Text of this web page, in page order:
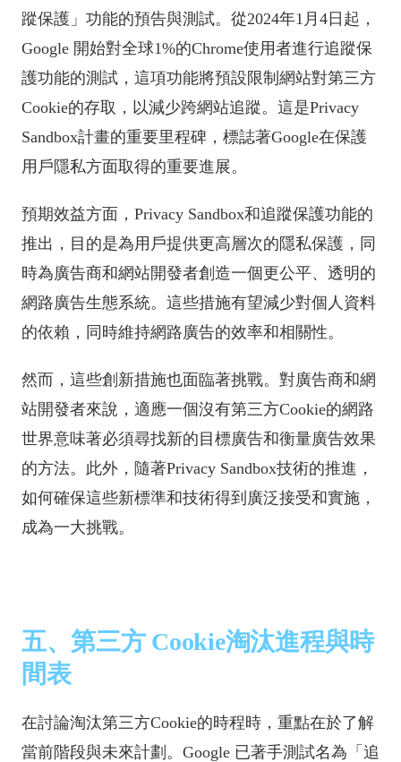
蹤保護」功能的預告與測試。從2024年1月4日起，
Google 開始對全球1%的Chrome使用者進行追蹤保
護功能的測試，這項功能將預設限制網站對第三方
Cookie的存取，以減少跨網站追蹤。這是Privacy
Sandbox計畫的重要里程碑，標誌著Google在保護
用戶隱私方面取得的重要進展。
預期效益方面，Privacy Sandbox和追蹤保護功能的
推出，目的是為用戶提供更高層次的隱私保護，同
時為廣告商和網站開發者創造一個更公平、透明的
網路廣告生態系統。這些措施有望減少對個人資料
的依賴，同時維持網路廣告的效率和相關性。
然而，這些創新措施也面臨著挑戰。對廣告商和網
站開發者來說，適應一個沒有第三方Cookie的網路
世界意味著必須尋找新的目標廣告和衡量廣告效果
的方法。此外，隨著Privacy Sandbox技術的推進，
如何確保這些新標準和技術得到廣泛接受和實施，
成為一大挑戰。
五、第三方 Cookie淘汰進程與時
間表
在討論淘汰第三方Cookie的時程時，重點在於了解
當前階段與未來計劃。Google 已著手測試名為「追